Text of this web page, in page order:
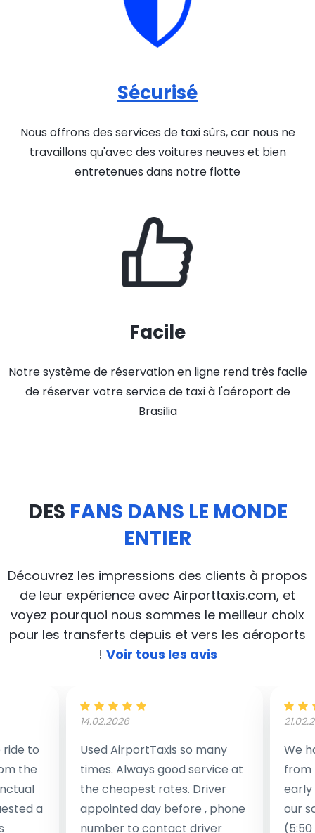
Sécurisé
Nous offrons des services de taxi sûrs, car nous ne
travaillons qu'avec des voitures neuves et bien
entretenues dans notre flotte
Facile
Notre système de réservation en ligne rend très facile
de réserver votre service de taxi à l'aéroport de
Brasilia
DES FANS DANS LE MONDE
ENTIER
Découvrez les impressions des clients à propos
de leur expérience avec Airporttaxis.com, et
voyez pourquoi nous sommes le meilleur choix
pour les transferts depuis et vers les aéroports
! Voir tous les avis
to
the
a
14.02.2026
Used AirportTaxis so many
times. Always good service at
the cheapest rates. Driver
appointed day before , phone
number to contact driver
We
from
early
our